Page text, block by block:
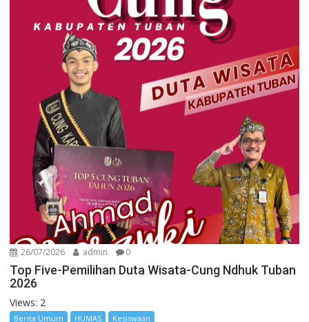
26/07/2026 admin 0
Top Five-Pemilihan Duta Wisata-Cung Ndhuk Tuban
2026
Views: 2
Berita Umum HUMAS Kesiswaan